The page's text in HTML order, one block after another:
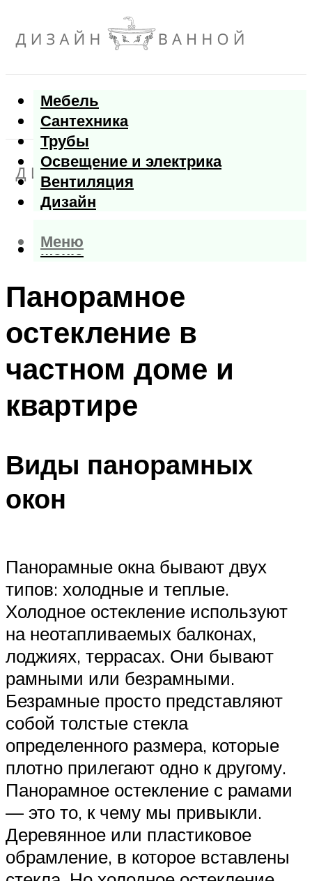
Мебель
Сантехника
Трубы
Освещение и электрика
Вентиляция
Дизайн
Меню
Меню
Панорамное
остекление в
частном доме и
квартире
Виды панорамных
окон
Панорамные окна бывают двух
типов: холодные и теплые.
Холодное остекление используют
на неотапливаемых балконах,
лоджиях, террасах. Они бывают
рамными или безрамными.
Безрамные просто представляют
собой толстые стекла
определенного размера, которые
плотно прилегают одно к другому.
Панорамное остекление с рамами
— это то, к чему мы привыкли.
Деревянное или пластиковое
обрамление, в которое вставлены